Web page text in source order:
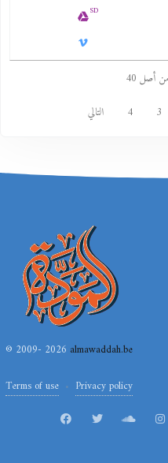
SD
التالي
© 2009- 2026almawaddah.be
Terms of use Privacy policy